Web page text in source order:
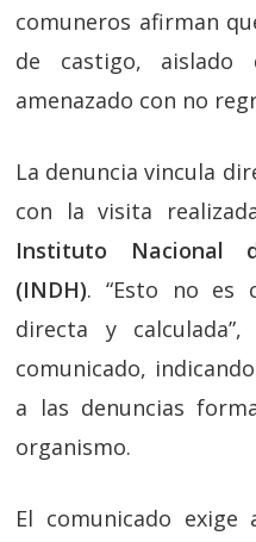
comuneros afirman
de castigo, aislado
amenazado con no
La denuncia vincula
con la visita
Instituto Nacional
(INDH). “Esto no es
directa y
comunicado,
a las denuncias
organismo.
El comunicado exige